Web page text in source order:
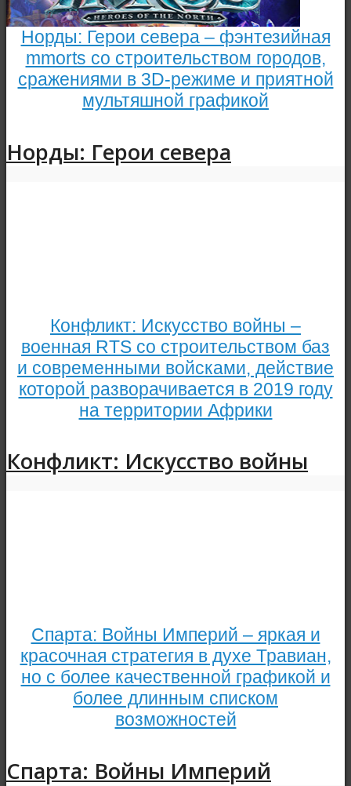
Норды: Герои севера – фэнтезийная
mmorts со строительством городов,
сражениями в 3D-режиме и приятной
мультяшной графикой
Норды: Герои севера
Конфликт: Искусство войны –
военная RTS со строительством баз
и современными войсками, действие
которой разворачивается в 2019 году
на территории Африки
Конфликт: Искусство войны
Спарта: Войны Империй – яркая и
красочная стратегия в духе Травиан,
но с более качественной графикой и
более длинным списком
возможностей
Спарта: Войны Империй